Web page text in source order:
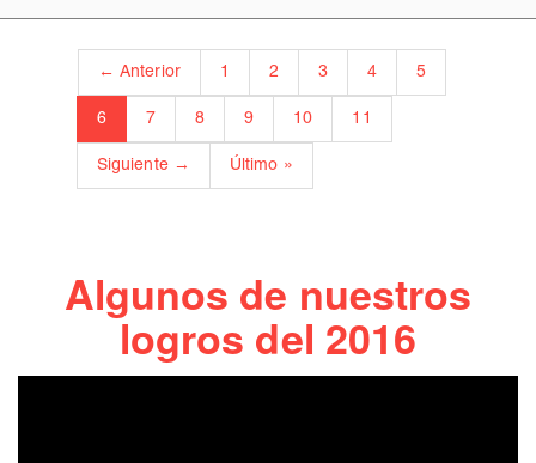
← Anterior 1 2 3 4 5
6 7 8 9 10 11
Siguiente → Último »
Algunos de nuestros
logros del 2016